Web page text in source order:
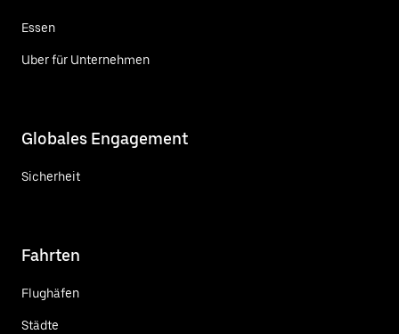
Essen
Uber für Unternehmen
Globales Engagement
Sicherheit
Fahrten
Flughäfen
Städte